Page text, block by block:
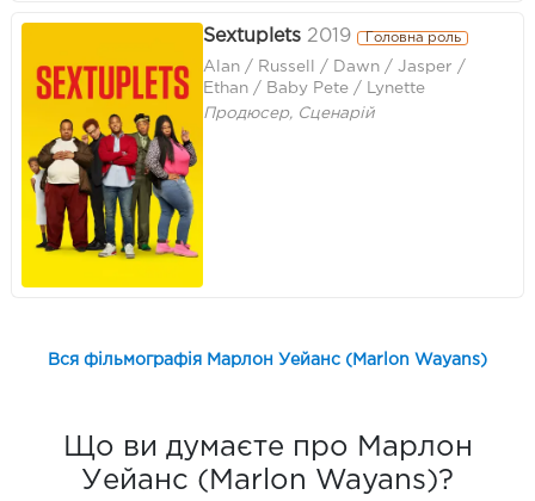
Sextuplets 2019 Головна роль
Alan / Russell / Dawn / Jasper /
Ethan / Baby Pete / Lynette
Продюсер, Сценарій
Вся фільмографія Марлон Уейанс (Marlon Wayans)
Що ви думаєте про Марлон
Уейанс (Marlon Wayans)?